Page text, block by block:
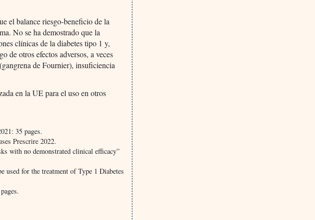
el balance riesgo-beneficio de la
No se ha demostrado que la
clínicas de la diabetes tipo 1 y,
de otros efectos adversos, a veces
de Fournier), insuficiencia
en la UE para el uso en otros
35 pages.
Prescrire 2022.
with no demonstrated clinical efficacy”
for the treatment of Type 1 Diabetes